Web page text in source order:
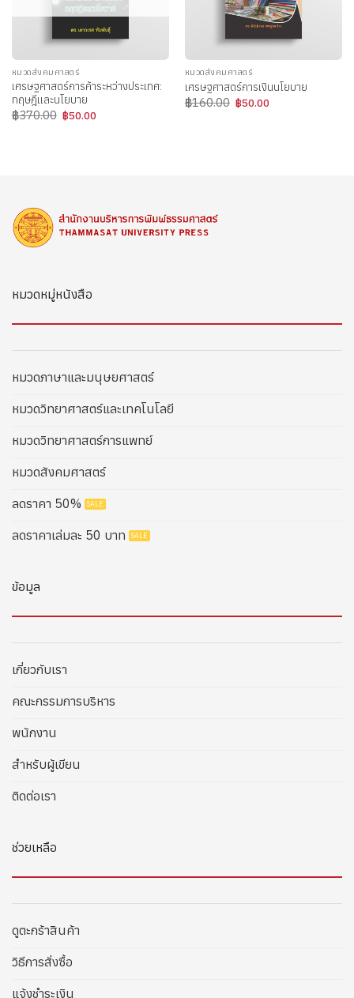
หมวดสังคมศาสตร์
เศรษฐศาสตร์การค้าระหว่างประเทศ:
ทฤษฎีและนโยบาย
฿370.00 Original
price
฿50.00Current
หมวดสังคมศาสตร์
เศรษฐศาสตร์การเงินนโยบาย
฿160.00 Original
price
฿50.00Current
หมวดหมู่หนังสือ
หมวดภาษาและมนุษยศาสตร์
หมวดวิทยาศาสตร์และเทคโนโลยี
หมวดวิทยาศาสตร์การแพทย์
หมวดสังคมศาสตร์
ลดราคา 50%
ลดราคาเล่มละ 50 บาท
ข้อมูล
เกี่ยวกับเรา
คณะกรรมการบริหาร
พนักงาน
สำหรับผู้เขียน
ติดต่อเรา
ช่วยเหลือ
ดูตะกร้าสินค้า
วิธีการสั่งซื้อ
แจ้งชำระเงิน